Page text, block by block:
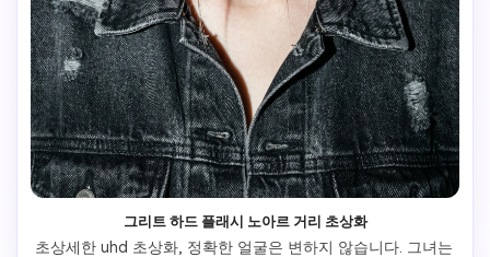
그리트 하드 플래시 노아르 거리 초상화
초상세한 uhd 초상화, 정확한 얼굴은 변하지 않습니다. 그녀는